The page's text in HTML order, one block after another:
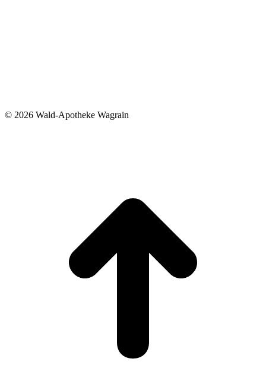
© 2026 Wald-Apotheke Wagrain